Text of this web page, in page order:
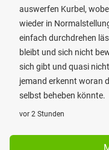
auswerfen Kurbel,
wieder in
einfach durchdrehen
bleibt und sich nicht
sich gibt und quasi
jemand erkennt woran
selbst beheben könnte.
vor 2 Stunden